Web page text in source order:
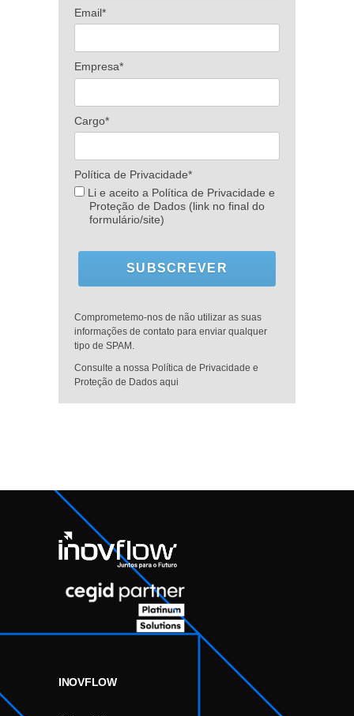
Email*
Empresa*
Cargo*
Política de Privacidade*
Li e aceito a Política de Privacidade e
Proteção de Dados (link no final do
formulário/site)
SUBSCREVER
Comprometemo-nos de não utilizar as suas
informações de contato para enviar qualquer
tipo de SPAM.
Consulte a nossa Política de Privacidade e
Proteção de Dados aqui
INOVFLOW